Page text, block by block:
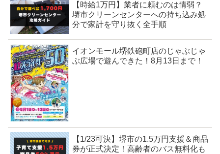
【時給1万円】業者に頼むのは情弱？
堺市クリーンセンターへの持ち込み処
分で家計を守り抜く全手順
イオンモール堺鉄砲町店のじゃぶじゃ
ぶ広場で遊んできた！8月13日まで！
【1/23可決】堺市の1.5万円支援＆商品
券が正式決定！高齢者のバス無料化も